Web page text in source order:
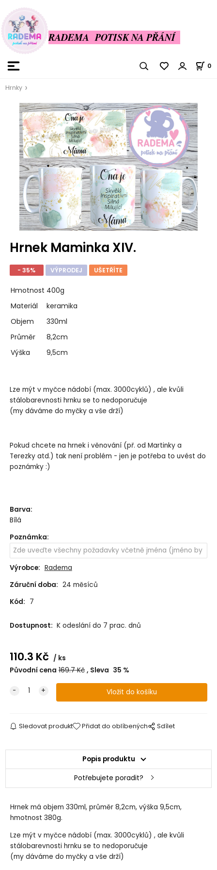
RADEMA POTISK NA PŘÁNÍ
0
Hrnky
Hrnek Maminka XIV.
- 35% VÝPRODEJ UŠETŘÍTE
Hmotnost 400g
Materiál
keramika
Objem
330ml
Průměr
8,2cm
Výška
9,5cm
Lze mýt v myčce nádobí (max. 3000cyklů) , ale kvůli
stálobarevnosti hrnku se to nedoporučuje
(my dáváme do myčky a vše drží)
Pokud chcete na hrnek i věnování (př. od Martinky a
Terezky atd.) tak není problém - jen je potřeba to uvést do
poznámky :)
Barva:
Bílá
Poznámka:
Výrobce: Radema
Záruční doba: 24 měsíců
Kód: 7
Dostupnost: K odeslání do 7 prac. dnů
110.3 Kč
ks
Původní cena 169.7Kč Sleva 35 %
Sledovat produkt Přidat do oblíbených Sdílet
Popis produktu
Potřebujete poradit?
Hrnek má objem 330ml, průměr 8,2cm, výška 9,5cm,
hmotnost 380g.
Lze mýt v myčce nádobí (max. 3000cyklů) , ale kvůli
stálobarevnosti hrnku se to nedoporučuje
(my dáváme do myčky a vše drží)